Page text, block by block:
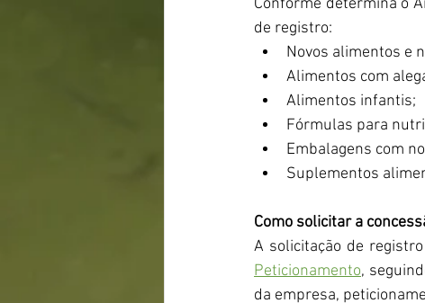
Conforme determina o
de registro:
Novos alimentos e
Alimentos com
Alimentos infantis;
Fórmulas para
Embalagens com
Suplementos
Como solicitar a
A solicitação de
Peticionamento,
da empresa,